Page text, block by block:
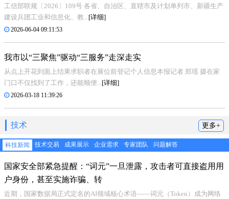
工信部联规〔2026〕109号 各省、自治区、直辖市及计划单列市、新疆生产
建设兵团工业和信息化、教... [详细]
2026-06-04 09:11:53
我市以“三聚焦”驱动“三服务”走深走实
从点上开花到面上结果求职者在展位前登记个人信息本报记者 郑瑶 摄在家
门口不仅找到了工作，还能顺便... [详细]
2026-03-18 11:39:26
技术 更多+
科技新闻 技术交易 成果展示 企业需求 专家团队 问题解答
国家安全部紧急提醒：“词元”一旦泄露，攻击者可直接盗用用
户身份，甚至实施诈骗、转
近期，国家数据局正式定名的AI领域核心术语——词元（Token）成为网络